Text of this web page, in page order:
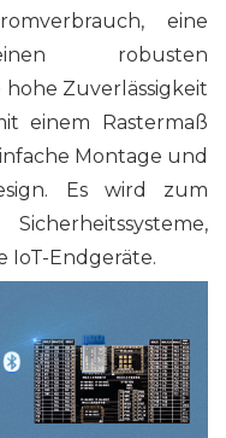
eine
robusten
Zuverlässigkeit
einem Rastermaß
Montage und
Es wird zum
IoT-Endgeräte.